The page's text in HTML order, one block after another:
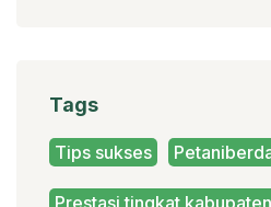
Tags
Tips sukses
Prestasi tingkat kabupaten